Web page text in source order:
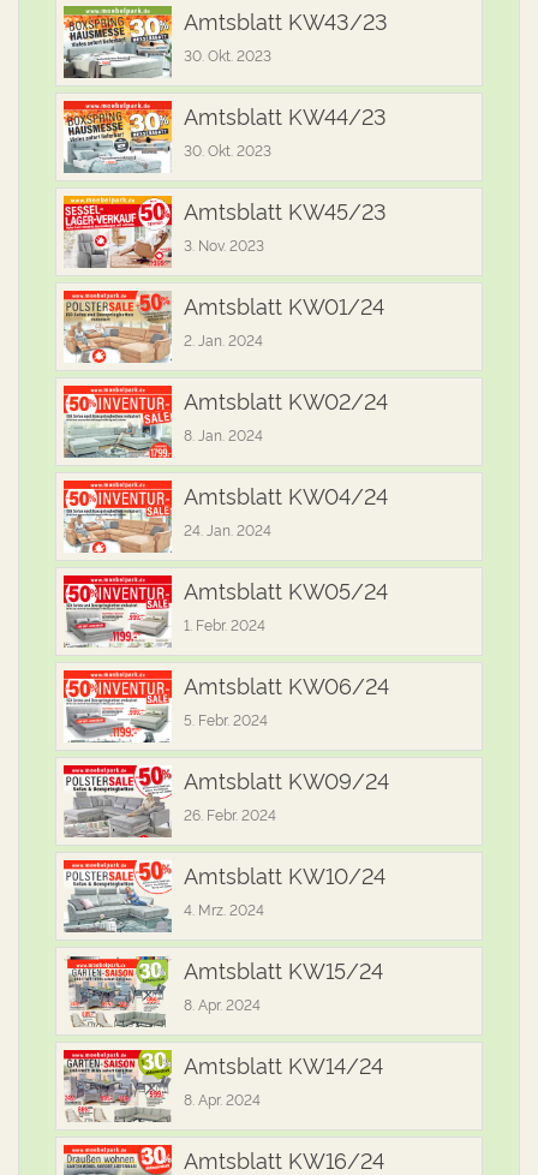
Amtsblatt KW43/23
30. Okt. 2023
Amtsblatt KW44/23
30. Okt. 2023
Amtsblatt KW45/23
3. Nov. 2023
Amtsblatt KW01/24
2. Jan. 2024
Amtsblatt KW02/24
8. Jan. 2024
Amtsblatt KW04/24
24. Jan. 2024
Amtsblatt KW05/24
1. Febr. 2024
Amtsblatt KW06/24
5. Febr. 2024
Amtsblatt KW09/24
26. Febr. 2024
Amtsblatt KW10/24
4. Mrz. 2024
Amtsblatt KW15/24
8. Apr. 2024
Amtsblatt KW14/24
8. Apr. 2024
Amtsblatt KW16/24